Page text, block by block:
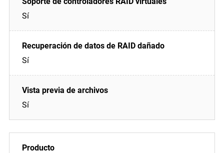
Sí
Sí
Sí